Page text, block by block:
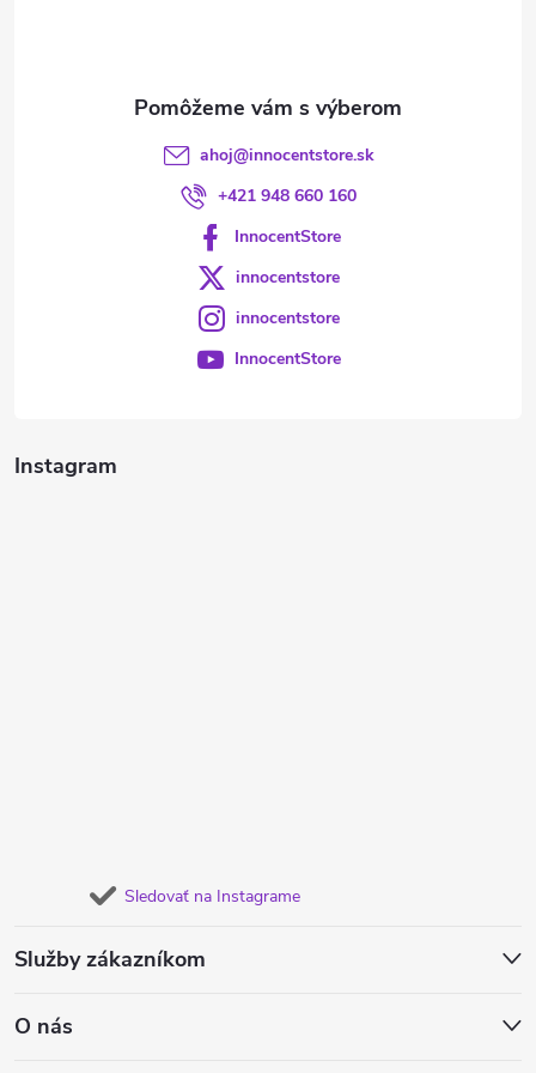
Instagram
Sledovať na Instagrame
Služby zákazníkom
O nás
ahoj@innocentstore.sk
+421 948 660 160
InnocentStore
innocentstore
innocentstore
InnocentStore